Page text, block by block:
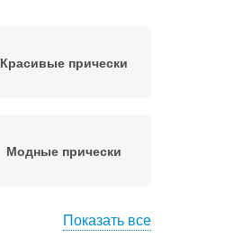
Красивые прически
Модные прически
Прически на короткие
Показать все